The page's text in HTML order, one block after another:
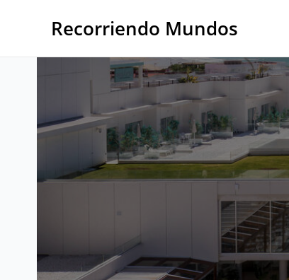
Recorriendo Mundos